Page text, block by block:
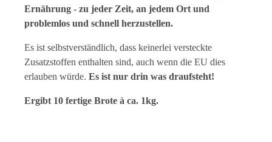
Ernährung - zu jeder Zeit, an jedem Ort und
problemlos und schnell herzustellen.
Es ist selbstverständlich, dass keinerlei versteckte
Zusatzstoffen enthalten sind, auch wenn die EU dies
erlauben würde. Es ist nur drin was draufsteht!
Ergibt 10 fertige Brote à ca. 1kg.